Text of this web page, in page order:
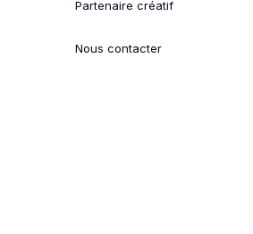
Partenaire créatif
Nous contacter